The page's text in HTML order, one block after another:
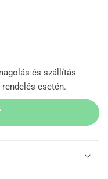
és szállítás
esetén.